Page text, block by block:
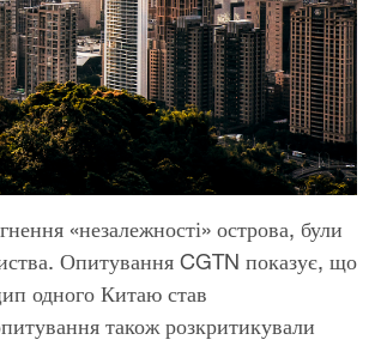
«незалежності» острова, були
Опитування CGTN показує, що
одного Китаю став
також розкритикували